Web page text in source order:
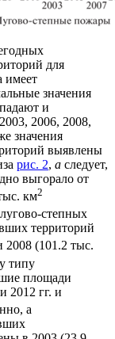
для
имеет
значения
и
2006, 2008,
значения
выявлены
рис. 2, а следует,
выгорало от
км2
лугово-степных
территорий
2008 (101.2 тыс.
типу
площади
2012 гг. и
а